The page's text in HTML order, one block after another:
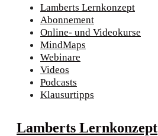
Lamberts Lernkonzept
Abonnement
Online- und Videokurse
MindMaps
Webinare
Videos
Podcasts
Klausurtipps
Lamberts Lernkonzept